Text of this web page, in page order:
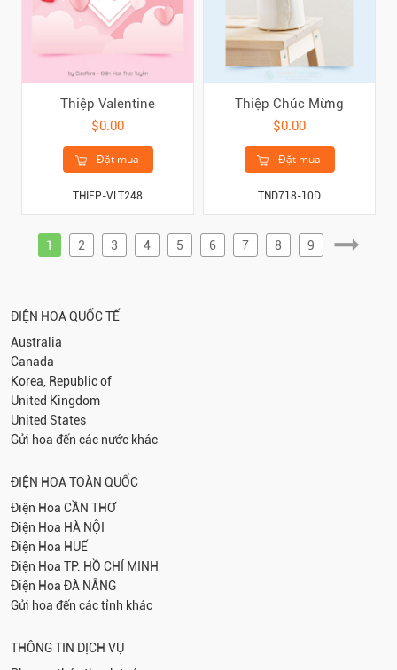
Thiệp Valentine
$0.00
Đặt mua
THIEP-VLT248
Thiệp Chúc Mừng
$0.00
Đặt mua
TND718-10D
1 2 3 4 5 6 7 8 9
ĐIỆN HOA QUỐC TẾ
Australia
Canada
Korea, Republic of
United Kingdom
United States
Gửi hoa đến các nước khác
ĐIỆN HOA TOÀN QUỐC
Điện Hoa CẦN THƠ
Điện Hoa HÀ NỘI
Điện Hoa HUẾ
Điện Hoa TP. HỒ CHÍ MINH
Điện Hoa ĐÀ NẴNG
Gửi hoa đến các tỉnh khác
THÔNG TIN DỊCH VỤ